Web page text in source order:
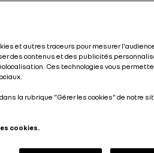
le08.01.2026
pour la planète, la
et autres traceurs pour mesurer
des contenus et des publicités
Ces technologies vous
la rubrique "Gérer les cookies" de notre
cookies.